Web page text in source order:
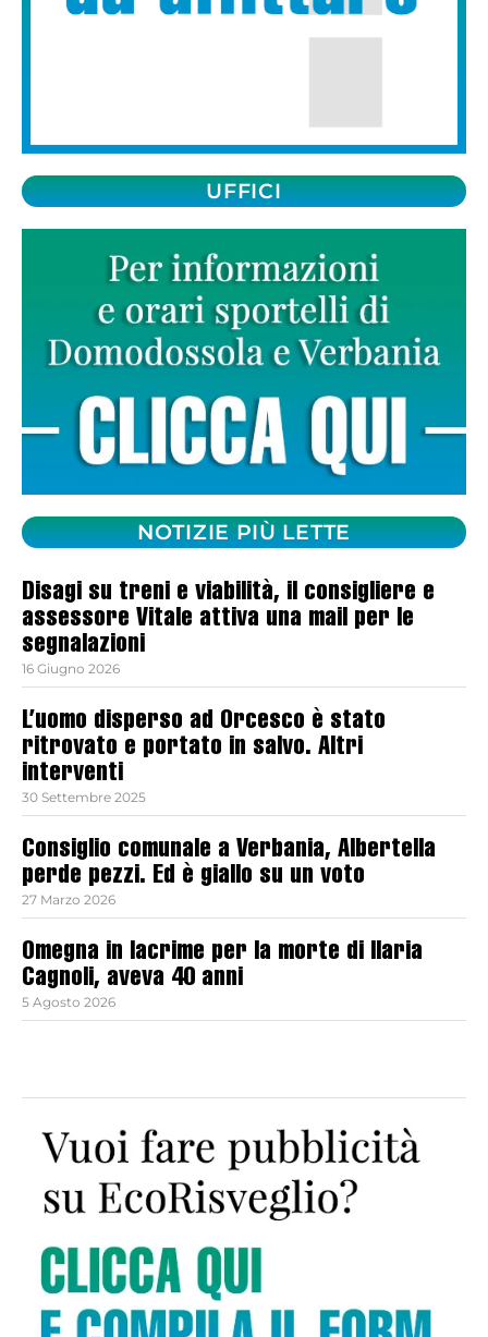
UFFICI
NOTIZIE PIÙ LETTE
Disagi su treni e viabilità, il consigliere e
assessore Vitale attiva una mail per le
segnalazioni
16 Giugno 2026
L’uomo disperso ad Orcesco è stato
ritrovato e portato in salvo. Altri
interventi
30 Settembre 2025
Consiglio comunale a Verbania, Albertella
perde pezzi. Ed è giallo su un voto
27 Marzo 2026
Omegna in lacrime per la morte di Ilaria
Cagnoli, aveva 40 anni
5 Agosto 2026